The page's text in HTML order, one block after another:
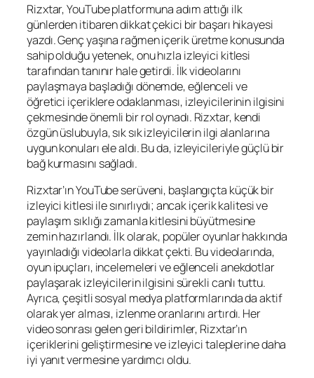
Rizxtar, YouTube platformuna adım attığı ilk
günlerden itibaren dikkat çekici bir başarı hikayesi
yazdı. Genç yaşına rağmen içerik üretme konusunda
sahip olduğu yetenek, onu hızla izleyici kitlesi
tarafından tanınır hale getirdi. İlk videolarını
paylaşmaya başladığı dönemde, eğlenceli ve
öğretici içeriklere odaklanması, izleyicilerinin ilgisini
çekmesinde önemli bir rol oynadı. Rizxtar, kendi
özgün üslubuyla, sık sık izleyicilerin ilgi alanlarına
uygun konuları ele aldı. Bu da, izleyicileriyle güçlü bir
bağ kurmasını sağladı.
Rizxtar’ın YouTube serüveni, başlangıçta küçük bir
izleyici kitlesi ile sınırlıydı; ancak içerik kalitesi ve
paylaşım sıklığı zamanla kitlesini büyütmesine
zemin hazırlandı. İlk olarak, popüler oyunlar hakkında
yayınladığı videolarla dikkat çekti. Bu videolarında,
oyun ipuçları, incelemeleri ve eğlenceli anekdotlar
paylaşarak izleyicilerin ilgisini sürekli canlı tuttu.
Ayrıca, çeşitli sosyal medya platformlarında da aktif
olarak yer alması, izlenme oranlarını artırdı. Her
video sonrası gelen geri bildirimler, Rizxtar’ın
içeriklerini geliştirmesine ve izleyici taleplerine daha
iyi yanıt vermesine yardımcı oldu.